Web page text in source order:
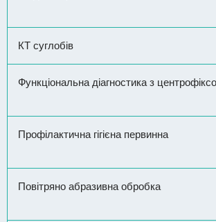
КТ суглобів
Функціональна діагностика з
Профілактична гігієна первинна
Повітряно абразивна обробка